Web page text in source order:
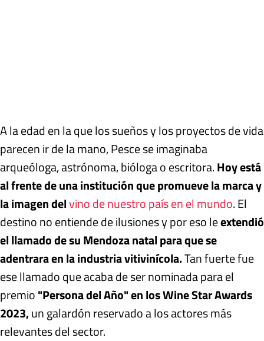
A la edad en la que los sueños y los proyectos de vida
parecen ir de la mano, Pesce se imaginaba
arqueóloga, astrónoma, bióloga o escritora.Hoy está
al frente de una institución que promueve la marca y
la imagen delvino de nuestro país en el mundo. El
destino no entiende de ilusiones y por eso leextendió
el llamado de su Mendoza natal para que se
adentrara en la industria vitivinícola.Tan fuerte fue
ese llamado que acaba de ser nominada para el
premio"Persona del Año" en los Wine Star Awards
2023,un galardón reservado a los actores más
relevantes del sector.